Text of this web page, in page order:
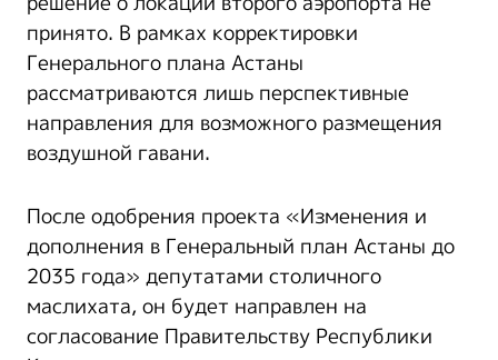
принято. В рамках корректировки
Генерального плана Астаны
рассматриваются лишь перспективные
направления для возможного размещения
воздушной гавани.
После одобрения проекта «Изменения и
дополнения в Генеральный план Астаны до
2035 года» депутатами столичного
маслихата, он будет направлен на
согласование Правительству Республики